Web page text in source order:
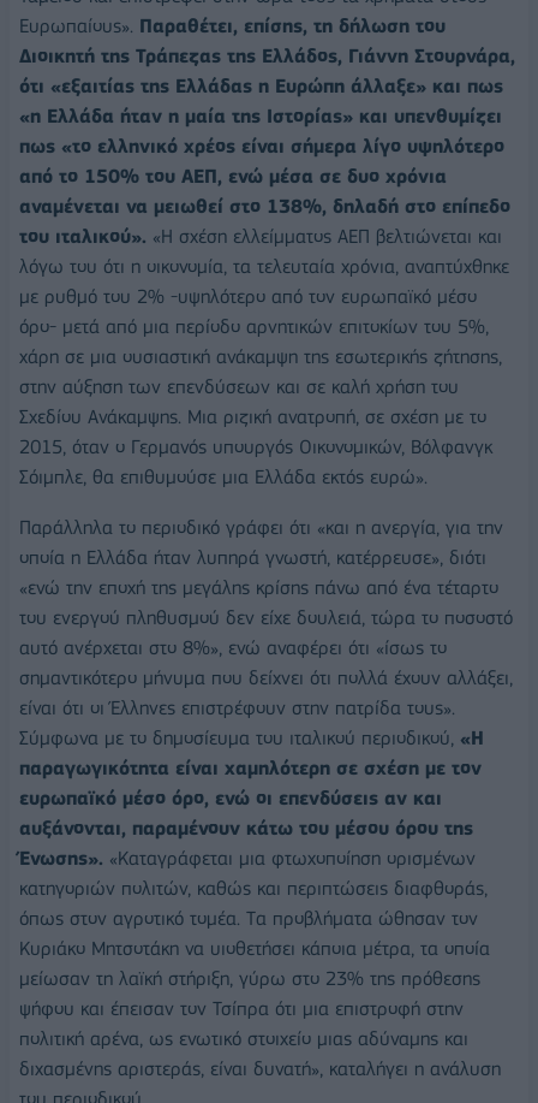
Ευρωπαίους». Παραθέτει, επίσης, τη δήλωση του
Διοικητή της Τράπεζας της Ελλάδος, Γιάννη Στουρνάρα,
ότι «εξαιτίας της Ελλάδας η Ευρώπη άλλαξε» και πως
«η Ελλάδα ήταν η μαία της Ιστορίας» και υπενθυμίζει
πως «το ελληνικό χρέος είναι σήμερα λίγο υψηλότερο
από το 150% του ΑΕΠ, ενώ μέσα σε δυο χρόνια
αναμένεται να μειωθεί στο 138%, δηλαδή στο επίπεδο
του ιταλικού». «Η σχέση ελλείμματος ΑΕΠ βελτιώνεται και
λόγω του ότι η οικονομία, τα τελευταία χρόνια, αναπτύχθηκε
με ρυθμό του 2% -υψηλότερο από τον ευρωπαϊκό μέσο
όρο- μετά από μια περίοδο αρνητικών επιτοκίων του 5%,
χάρη σε μια ουσιαστική ανάκαμψη της εσωτερικής ζήτησης,
στην αύξηση των επενδύσεων και σε καλή χρήση του
Σχεδίου Ανάκαμψης. Μια ριζική ανατροπή, σε σχέση με το
2015, όταν ο Γερμανός υπουργός Οικονομικών, Βόλφανγκ
Σόιμπλε, θα επιθυμούσε μια Ελλάδα εκτός ευρώ».
Παράλληλα το περιοδικό γράφει ότι «και η ανεργία, για την
οποία η Ελλάδα ήταν λυπηρά γνωστή, κατέρρευσε», διότι
«ενώ την εποχή της μεγάλης κρίσης πάνω από ένα τέταρτο
του ενεργού πληθυσμού δεν είχε δουλειά, τώρα το ποσοστό
αυτό ανέρχεται στο 8%», ενώ αναφέρει ότι «ίσως το
σημαντικότερο μήνυμα που δείχνει ότι πολλά έχουν αλλάξει,
είναι ότι οι Έλληνες επιστρέφουν στην πατρίδα τους».
Σύμφωνα με το δημοσίευμα του ιταλικού περιοδικού, «Η
παραγωγικότητα είναι χαμηλότερη σε σχέση με τον
ευρωπαϊκό μέσο όρο, ενώ οι επενδύσεις αν και
αυξάνονται, παραμένουν κάτω του μέσου όρου της
Ένωσης». «Καταγράφεται μια φτωχοποίηση ορισμένων
κατηγοριών πολιτών, καθώς και περιπτώσεις διαφθοράς,
όπως στον αγροτικό τομέα. Tα προβλήματα ώθησαν τον
Κυριάκο Μητσοτάκη να υιοθετήσει κάποια μέτρα, τα οποία
μείωσαν τη λαϊκή στήριξη, γύρω στο 23% της πρόθεσης
ψήφου και έπεισαν τον Τσίπρα ότι μια επιστροφή στην
πολιτική αρένα, ως ενωτικό στοιχείο μιας αδύναμης και
διχασμένης αριστεράς, είναι δυνατή», καταλήγει η ανάλυση
του περιοδικού.